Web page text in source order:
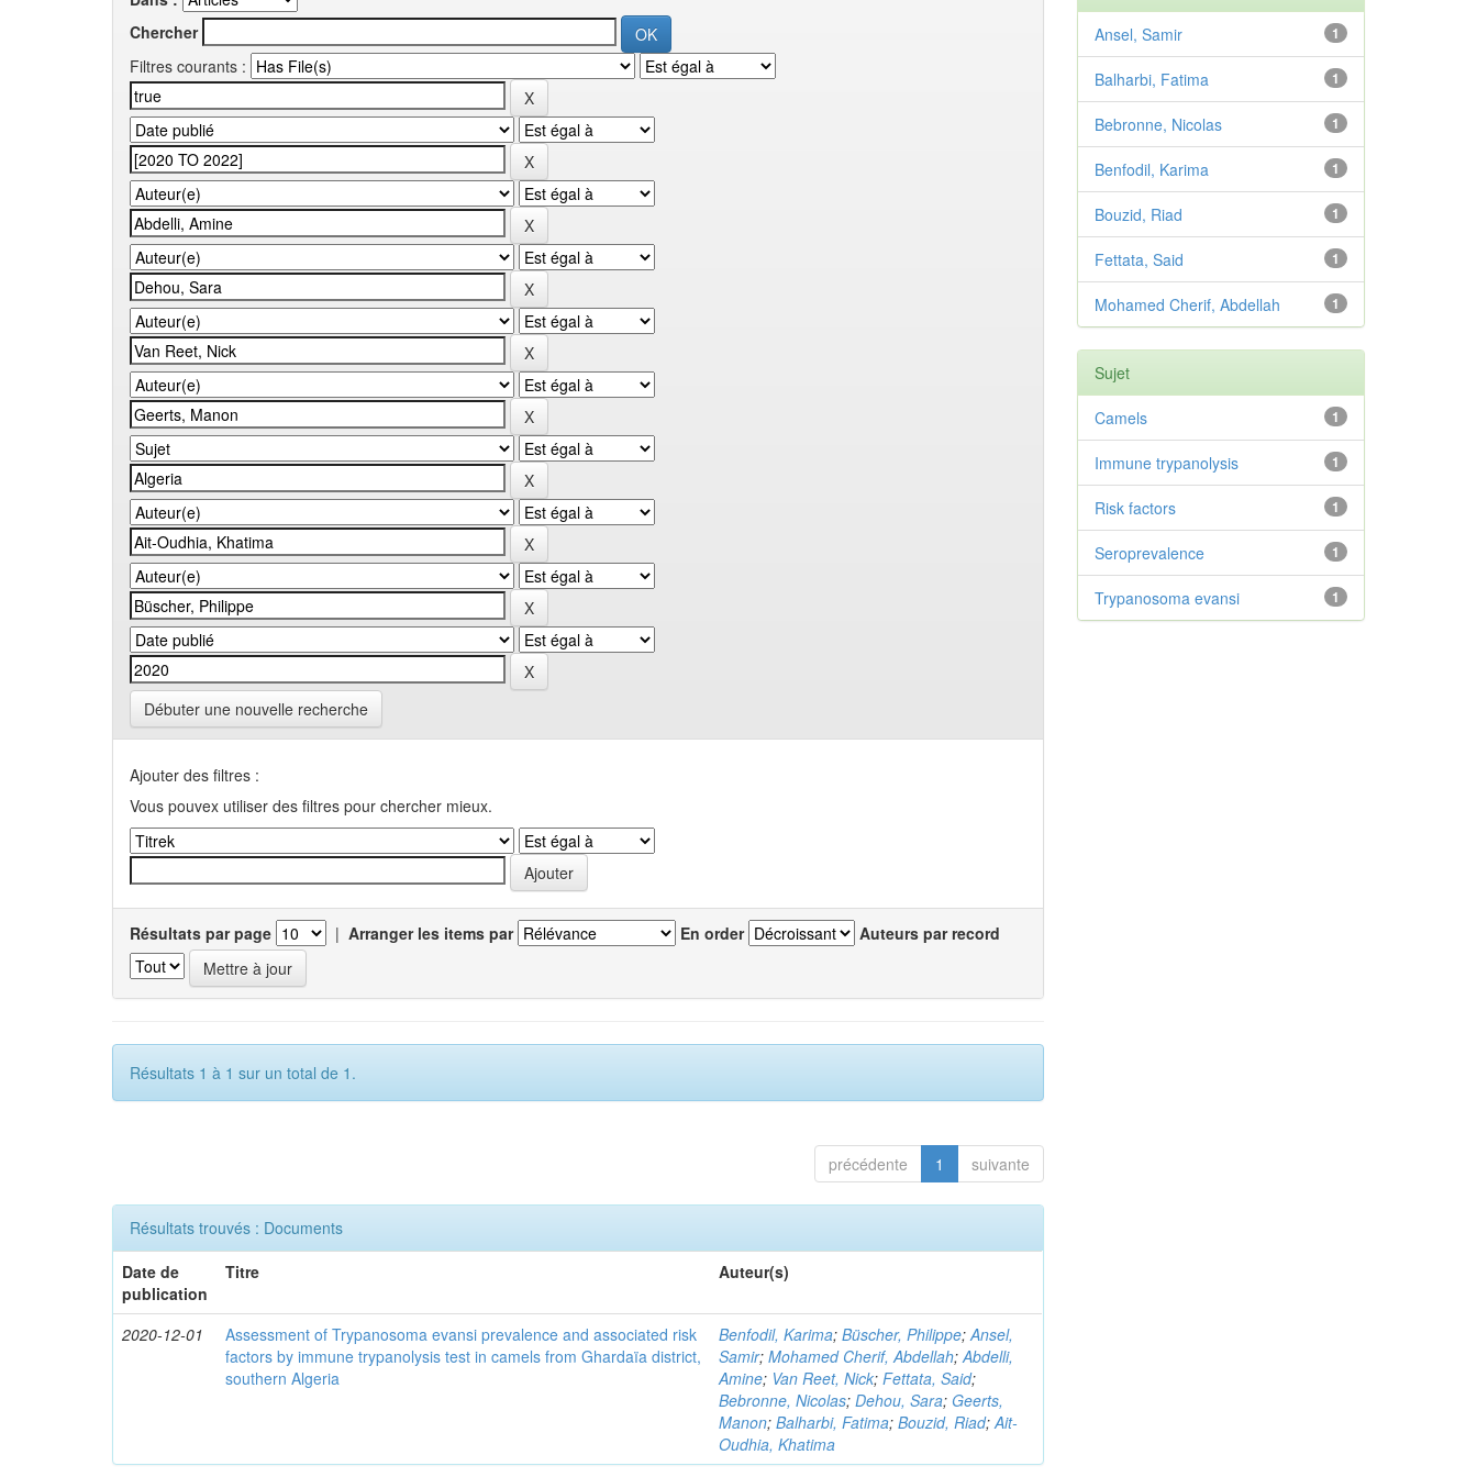
Chercher
Filtres courants :
Débuter une nouvelle recherche
Ajouter des filtres :
Vous pouvex utiliser des filtres pour chercher mieux.
Résultats par page | Arranger les items par En order Auteurs par record
Résultats 1 à 1 sur un total de 1.
précédente 1 suivante
Résultats trouvés : Documents
Date de
publication
Titre Auteur(s)
2020-12-01
Assessment of Trypanosoma evansi prevalence and associated risk
factors by immune trypanolysis test in camels from Ghardaïa district,
southern Algeria
Benfodil, Karima;Büscher, Philippe;Ansel,
Samir;Mohamed Cherif, Abdellah;Abdelli,
Amine; Van Reet, Nick;Fettata, Said;
Bebronne, Nicolas;Dehou, Sara; Geerts,
Manon;Balharbi, Fatima;Bouzid, Riad;Ait-
Oudhia, Khatima
1
Ansel, Samir
1
Balharbi, Fatima
1
Bebronne, Nicolas
1
Benfodil, Karima
1
Bouzid, Riad
1
Fettata, Said
1
Mohamed Cherif, Abdellah
Sujet
1
Camels
1
Immune trypanolysis
1
Risk factors
1
Seroprevalence
1
Trypanosoma evansi